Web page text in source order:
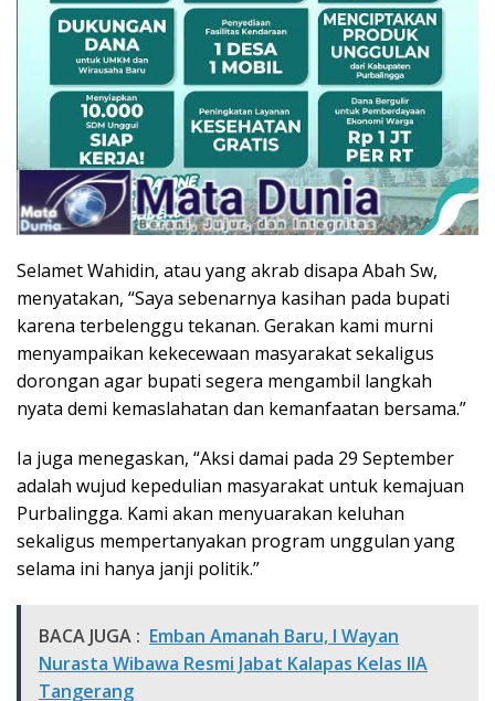
Selamet Wahidin, atau yang akrab disapa Abah Sw,
menyatakan, “Saya sebenarnya kasihan pada bupati
karena terbelenggu tekanan. Gerakan kami murni
menyampaikan kekecewaan masyarakat sekaligus
dorongan agar bupati segera mengambil langkah
nyata demi kemaslahatan dan kemanfaatan bersama.”
Ia juga menegaskan, “Aksi damai pada 29 September
adalah wujud kepedulian masyarakat untuk kemajuan
Purbalingga. Kami akan menyuarakan keluhan
sekaligus mempertanyakan program unggulan yang
selama ini hanya janji politik.”
BACA JUGA : Emban Amanah Baru, I Wayan
Nurasta Wibawa Resmi Jabat Kalapas Kelas IIA
Tangerang